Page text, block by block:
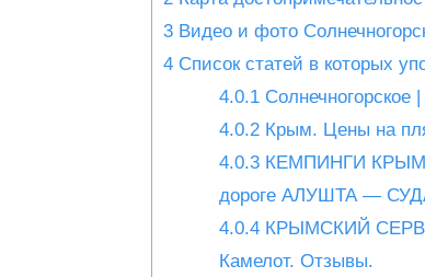
3 Видео и фото
4 Список статей в которых
4.0.1
4.0.2 Крым. Цены на
4.0.3 КЕМПИНГИ
дороге АЛУШТА —
4.0.4 КРЫМСКИЙ
Камелот. Отзывы.